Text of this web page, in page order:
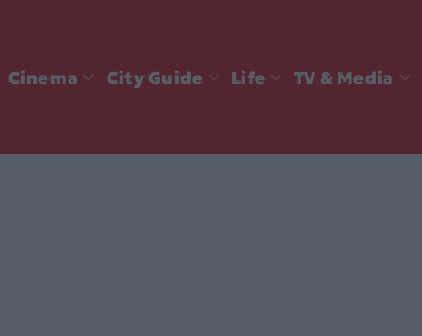
Cinema City Guide Life TV & Media